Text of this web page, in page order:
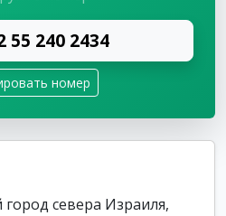
55 240 2434
номер
севера Израиля,